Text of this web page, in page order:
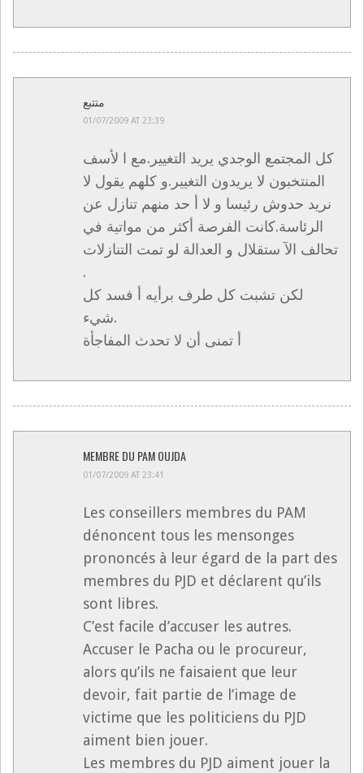
متتبع
01/07/2009 AT 23:39
كل المجتمع الوجدي يريد التغيير.مع ا لأسف
المنتخبون لا يريدون التغيير.و كلهم يقول لا
نريد حدوش رئيسا و لا أ حد منهم تنازل عن
الرئاسة.كانت الفرصة أكثر من مواتية في
تحالف الآ ستقلال و العدالة لو تمت التنازلات
.
لكن تشبت كل طرف برأيه أ فسد كل
شيء.
أ تمنى أن لا تحدث المفاجأة
MEMBRE DU PAM OUJDA
01/07/2009 AT 23:41
Les conseillers membres du PAM
dénoncent tous les mensonges
prononcés à leur égard de la part des
membres du PJD et déclarent qu’ils
sont libres.
C’est facile d’accuser les autres.
Accuser le Pacha ou le procureur,
alors qu’ils ne faisaient que leur
devoir, fait partie de l’image de
victime que les politiciens du PJD
aiment bien jouer.
Les membres du PJD aiment jouer la